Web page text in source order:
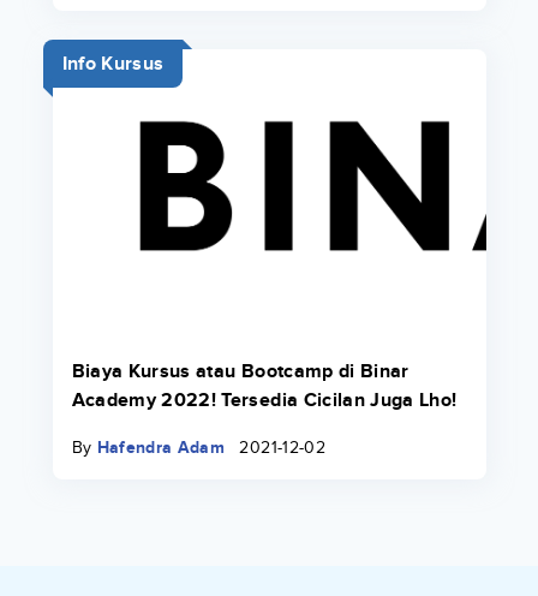
Info Kursus
Biaya Kursus atau Bootcamp di Binar
Academy 2022! Tersedia Cicilan Juga Lho!
By Hafendra Adam 2021-12-02